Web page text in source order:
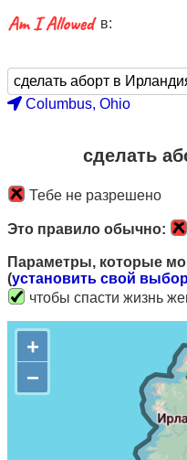
в:
Columbus, Ohio
сделать
Тебе не разрешено
Это правило обычно:
Параметры, которые
(установить свой
чтобы спасти жизнь
+
−